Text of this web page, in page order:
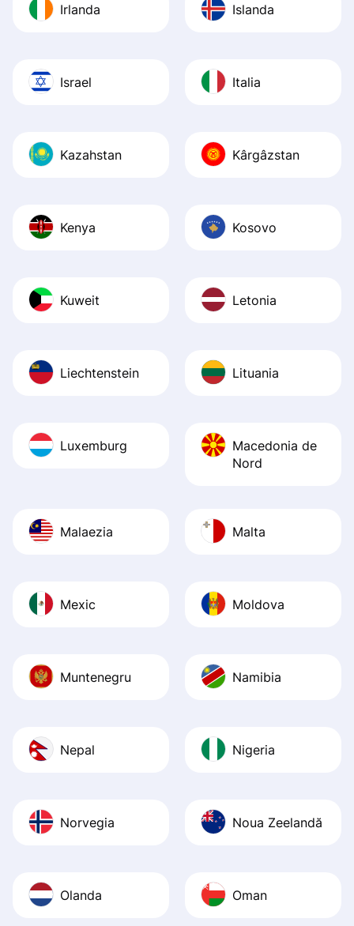
Irlanda Islanda
Israel Italia
Kazahstan Kârgâzstan
Kenya Kosovo
Kuweit Letonia
Liechtenstein Lituania
Luxemburg
Macedonia de
Nord
Malaezia Malta
Mexic Moldova
Muntenegru Namibia
Nepal Nigeria
Norvegia Noua Zeelandă
Olanda Oman